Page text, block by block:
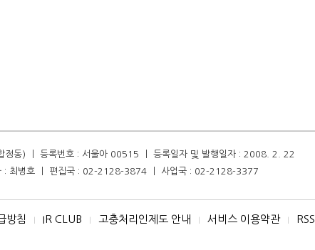
정동) ㅣ 등록번호 : 서울아 00515 ㅣ 등록일자 및 발행일자 : 2008. 2. 22
: 최병호 ㅣ 편집국 : 02-2128-3874 ㅣ 사업국 : 02-2128-3377
방침 I IR CLUB I 고충처리인제도 안내 I 서비스 이용약관 I RSS